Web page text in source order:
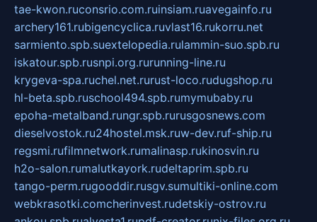
tae-kwon.ruconsrio.com.ruinsiam.ruavegainfo.ru
archery161.rubigencyclica.ruvlast16.rukorru.net
sarmiento.spb.suextelopedia.rulammin-suo.spb.ru
iskatour.spb.rusnpi.org.rurunning-line.ru
krygeva-spa.ruchel.net.rurust-loco.rudugshop.ru
hl-beta.spb.ruschool494.spb.rumymubaby.ru
epoha-metalband.rungr.spb.rurusgosnews.com
dieselvostok.ru24hostel.msk.ruw-dev.ruf-ship.ru
regsmi.rufilmnetwork.rumalinasp.rukinosvin.ru
h2o-salon.rumalutkayork.rudeltaprim.spb.ru
tango-perm.rugooddir.rusgv.sumultiki-online.com
webkrasotki.comcherinvest.rudetskiy-ostrov.ru